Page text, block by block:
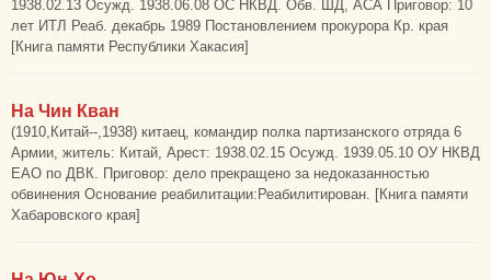
1938.02.13 Осужд. 1938.06.08 ОС НКВД. Обв. ШД, АСА Приговор: 10
лет ИТЛ Реаб. декабрь 1989 Постановлением прокурора Кр. края
[Книга памяти Республики Хакасия]
На Чин Кван
(1910,Китай--,1938) китаец, командир полка партизанского отряда 6
Армии, житель: Китай, Арест: 1938.02.15 Осужд. 1939.05.10 ОУ НКВД
ЕАО по ДВК. Приговор: дело прекращено за недоказанностью
обвинения Основание реабилитации:Реабилитирован. [Книга памяти
Хабаровского края]